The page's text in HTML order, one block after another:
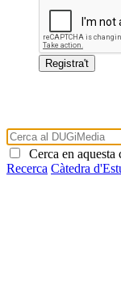
Cerca en aquesta
Recerca Càtedra